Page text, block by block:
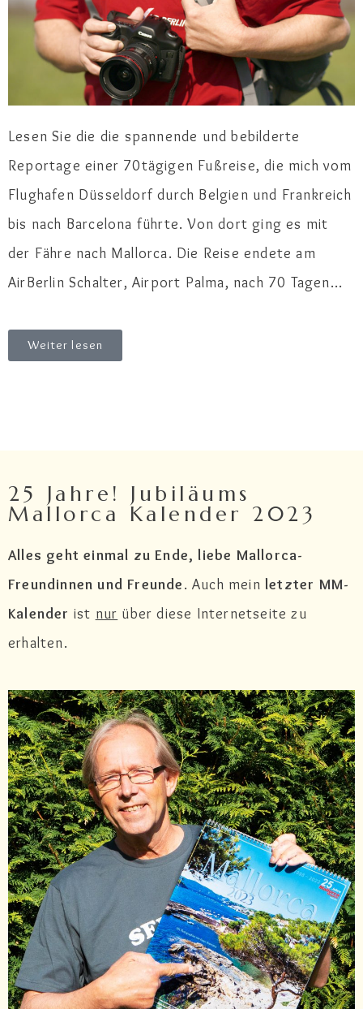
Lesen Sie die die spannende und bebilderte
Reportage einer 70tägigen Fußreise, die mich vom
Flughafen Düsseldorf durch Belgien und Frankreich
bis nach Barcelona führte. Von dort ging es mit
der Fähre nach Mallorca. Die Reise endete am
AirBerlin Schalter, Airport Palma, nach 70 Tagen…
Weiter lesen
25 Jahre! Jubiläums
Mallorca Kalender 2023
Alles geht einmal zu Ende, liebe Mallorca-
Freundinnen und Freunde. Auch mein letzter MM-
Kalender ist nur über diese Internetseite zu
erhalten.